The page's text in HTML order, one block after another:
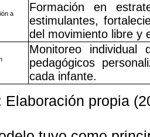
a
Formación en
estimulantes,
del movimiento libre y
Monitoreo individual
pedagógicos
cada infante.
Elaboración propia